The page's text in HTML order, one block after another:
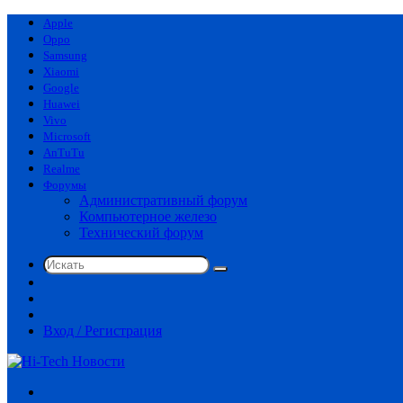
Apple
Oppo
Samsung
Xiaomi
Google
Huawei
Vivo
Microsoft
AnTuTu
Realme
Форумы
Административный форум
Компьютерное железо
Технический форум
Искать
статья
Вход / Регистрация